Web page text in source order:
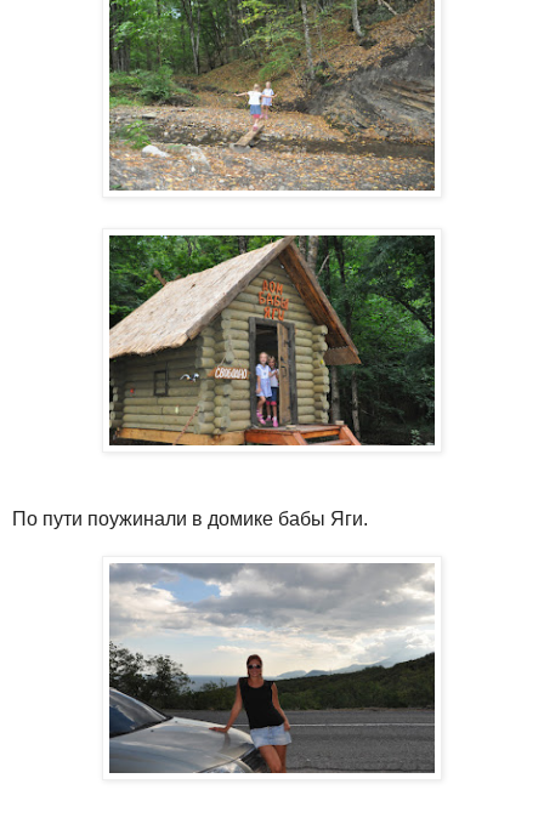
По пути поужинали в домике бабы Яги.